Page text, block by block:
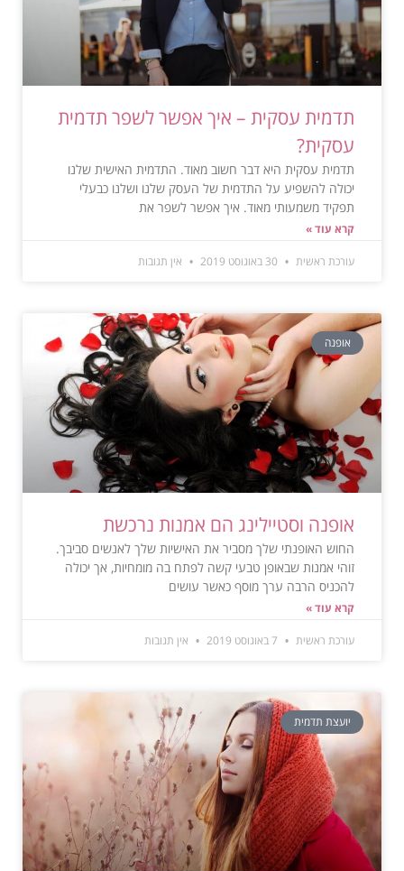
תדמית עסקית – איך אפשר לשפר תדמית
עסקית?
תדמית עסקית היא דבר חשוב מאוד. התדמית האישית שלנו
יכולה להשפיע על התדמית של העסק שלנו ושלנו כבעלי
תפקיד משמעותי מאוד. איך אפשר לשפר את
קרא עוד »
עורכת ראשית אין תגובות
אופנה
אופנה וסטיילינג הם אמנות נרכשת
החוש האופנתי שלך מסביר את האישיות שלך לאנשים סביבך.
זוהי אמנות שבאופן טבעי קשה לפתח בה מומחיות, אך יכולה
להכניס הרבה ערך מוסף כאשר עושים
קרא עוד »
עורכת ראשית אין תגובות
יועצת תדמית